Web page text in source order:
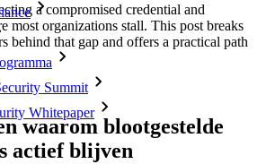
Summit
Whitepaper
a compromised credential and
most organizations stall. This post breaks
behind that gap and offers a practical path
waarom blootgestelde
actief blijven